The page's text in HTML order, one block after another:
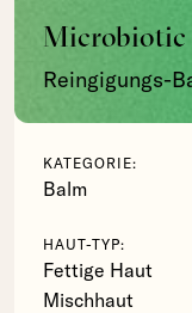
Microbiotic
Reingigungs-
KATEGORIE:
Balm
HAUT-TYP:
Fettige Haut
Mischhaut